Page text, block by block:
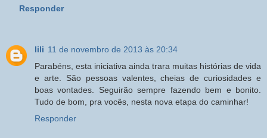
Responder
lili 11 de novembro de 2013 às 20:34
Parabéns, esta iniciativa ainda trara muitas histórias de vida
e arte. São pessoas valentes, cheias de curiosidades e
boas vontades. Seguirão sempre fazendo bem e bonito.
Tudo de bom, pra vocês, nesta nova etapa do caminhar!
Responder